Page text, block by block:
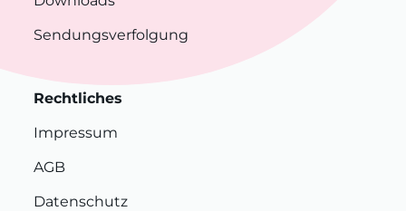
Sendungsverfolgung
Rechtliches
Impressum
AGB
Datenschutz